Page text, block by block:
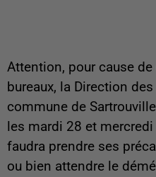
Attention, pour cause
bureaux, la Direction
commune de
les mardi 28 et
faudra prendre ses
ou bien attendre le